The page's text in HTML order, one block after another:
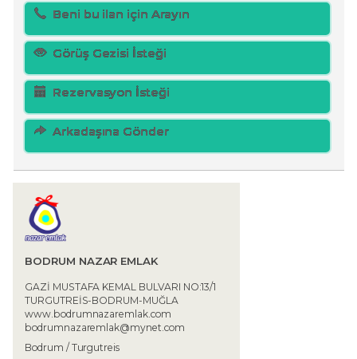
Beni bu ilan için Arayın
Görüş Gezisi İsteği
Rezervasyon İsteği
Arkadaşına Gönder
BODRUM NAZAR EMLAK
GAZİ MUSTAFA KEMAL BULVARI NO:13/1
TURGUTREİS-BODRUM-MUĞLA
www.bodrumnazaremlak.com
bodrumnazaremlak@mynet.com
Bodrum / Turgutreis